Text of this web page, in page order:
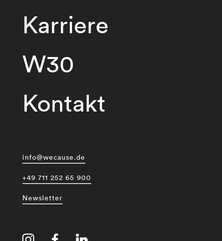
Karriere
W30
Kontakt
info@wecause.de
+49 711 252 65 900
Newsletter